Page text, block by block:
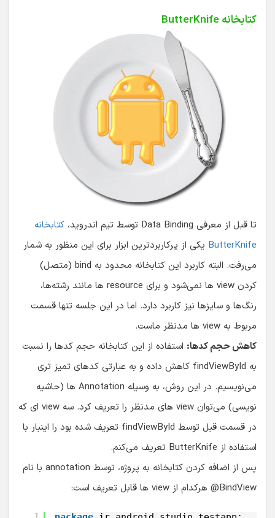
کتابخانه ButterKnife
تا قبل از معرفی Data Binding توسط تیم اندروید،
کتابخانه
ButterKnife یکی از پرکاربردترین ابزار برای این منظور به شمار
می‌رفت. البته کاربرد این کتابخانه محدود به bind (متصل)
کردن view ها نمی‌شود و برای resource ها مانند رشته‌ها،
رنگ‌ها و سایزها نیز کاربرد دارد. اما در این جلسه تنها قسمت
مربوط به view ها مدنظر ماست.
کاهش حجم کدها: استفاده از این کتابخانه حجم کدها را نسبت
به findViewById کاهش داده و به عبارتی کدهای تمیز تری
می‌نویسیم. در این روش، به وسیله Annotation ها (حاشیه
نویسی) می‌توان view های مدنظر را تعریف کرد. سه view ای که
در قسمت قبل توسط findViewById تعریف شده بود را اینبار با
استفاده از ButterKnife تعریف می‌کنم.
پس از اضافه کردن کتابخانه به پروژه، توسط annotation با نام
@BindView هرکدام از view ها قابل تعریف است: